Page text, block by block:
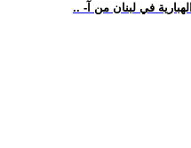
في لبنان من آ